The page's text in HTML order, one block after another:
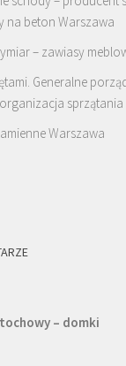
na beton Warszawa
– zawiasy
Generalne
sprzątania
Warszawa
– domki